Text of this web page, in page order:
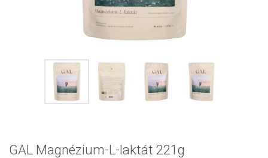
GAL Magnézium-L-laktát 221g